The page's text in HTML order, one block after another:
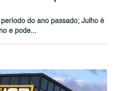
do ano passado; Julho é
e pode...